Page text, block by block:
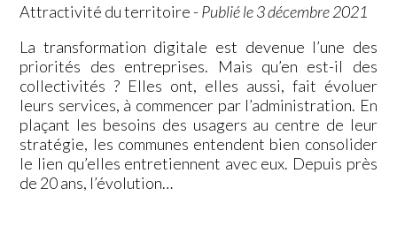
Attractivité du territoire - Publié le 3 décembre 2021
La transformation digitale est devenue l’une des
priorités des entreprises. Mais qu’en est-il des
collectivités ? Elles ont, elles aussi, fait évoluer
leurs services, à commencer par l’administration. En
plaçant les besoins des usagers au centre de leur
stratégie, les communes entendent bien consolider
le lien qu’elles entretiennent avec eux. Depuis près
de 20 ans, l’évolution…